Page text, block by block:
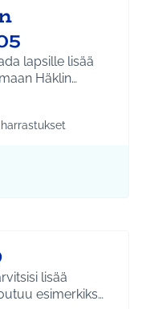
lapsille lisää
Häklin…
Tuusulan kylät
teeman mukaan:
harrastukset
lisää
esimerkiks…